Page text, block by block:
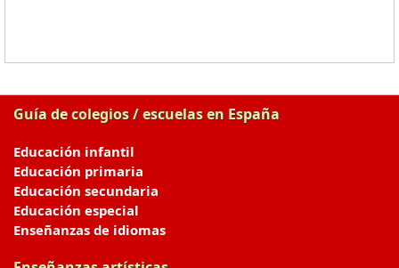
Guía de colegios / escuelas en España
Educación infantil
Educación primaria
Educación secundaria
Educación especial
Enseñanzas de idiomas